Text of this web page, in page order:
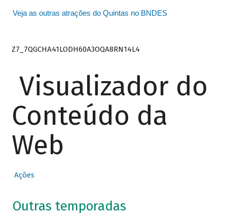
Veja as outras atrações do Quintas no BNDES
Z7_7QGCHA41LODH60A3OQA8RN14L4
Visualizador do
Conteúdo da
Web
Ações
Outras temporadas